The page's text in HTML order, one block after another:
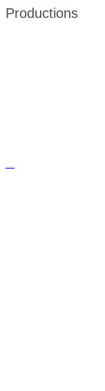
Productions